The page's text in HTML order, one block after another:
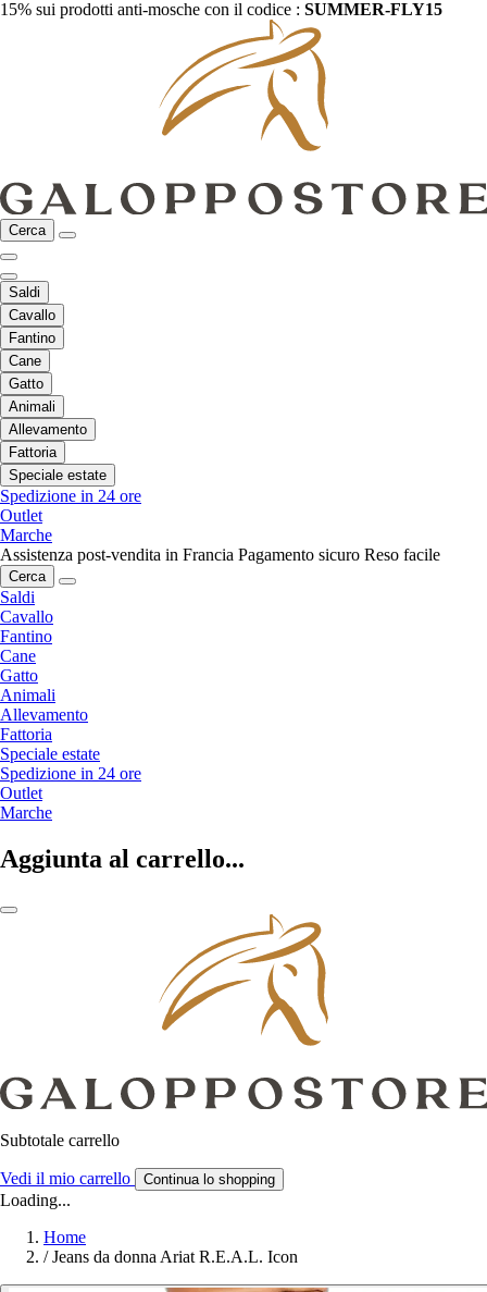
15% sui prodotti anti-mosche con il codice : SUMMER-FLY15
Cerca
Saldi
Cavallo
Fantino
Cane
Gatto
Animali
Allevamento
Fattoria
Speciale estate
Spedizione in 24 ore
Outlet
Marche
Assistenza post-vendita in Francia Pagamento sicuro Reso facile
Cerca
Saldi
Cavallo
Fantino
Cane
Gatto
Animali
Allevamento
Fattoria
Speciale estate
Spedizione in 24 ore
Outlet
Marche
Aggiunta al carrello...
Subtotale carrello
Vedi il mio carrello Continua lo shopping
Loading...
Home
/ Jeans da donna Ariat R.E.A.L. Icon